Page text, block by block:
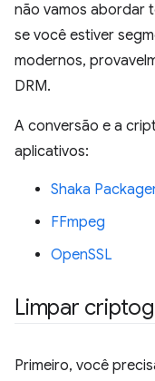
não vamos abordar
se você estiver
modernos,
DRM.
A conversão e a
aplicativos:
Shaka
FFmpeg
OpenSSL
Limpar
Primeiro, você